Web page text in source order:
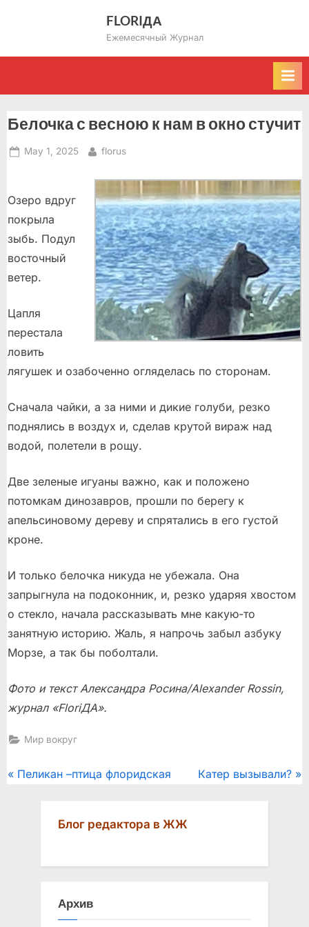
FLORIДА
Ежемесячный Журнал
Белочка с весною к нам в окно стучит
Posted
May 1, 2025 By
florus
Озеро вдруг
покрыла
зыбь. Подул
восточный
ветер.
Цапля
перестала
ловить
лягушек и озабоченно огляделась по сторонам.
Сначала чайки, а за ними и дикие голуби, резко
поднялись в воздух и, сделав крутой вираж над
водой, полетели в рощу.
Две зеленые игуаны важно, как и положено
потомкам динозавров, прошли по берегу к
апельсиновому дереву и спрятались в его густой
кроне.
И только белочка никуда не убежала. Она
запрыгнула на подоконник, и, резко ударяя хвостом
о стекло, начала рассказывать мне какую-то
занятную историю. Жаль, я напрочь забыл азбуку
Морзе, а так бы поболтали.
Фото и текст Александра Росина/Alexander Rossin,
журнал «FloriДА».
Мир вокруг
Post
P
Пеликан –птица флоридская
N
o
Катер вызывали?
Блог редактора в ЖЖ
Архив